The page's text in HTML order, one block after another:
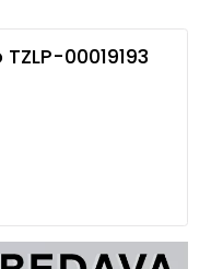
TZLP-00019193